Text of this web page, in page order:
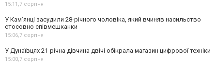
15:11,7 серпня
У Камʼянці засудили 28-річного чоловіка, який вчиняв насильство
стосовно співмешканки
15:06,7 серпня
У Дунаївцях 21-річна дівчина двічі обікрала магазин цифрової техніки
15:00,7 серпня